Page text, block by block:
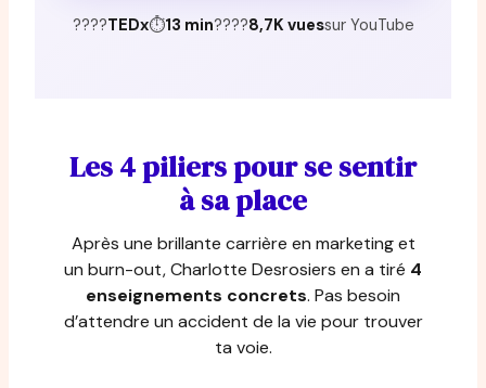
????TEDx⏱13 min????8,7K vuessur YouTube
Les 4 piliers pour se sentir
à sa place
Après une brillante carrière en marketing et
un burn-out, Charlotte Desrosiers en a tiré 4
enseignements concrets. Pas besoin
d’attendre un accident de la vie pour trouver
ta voie.